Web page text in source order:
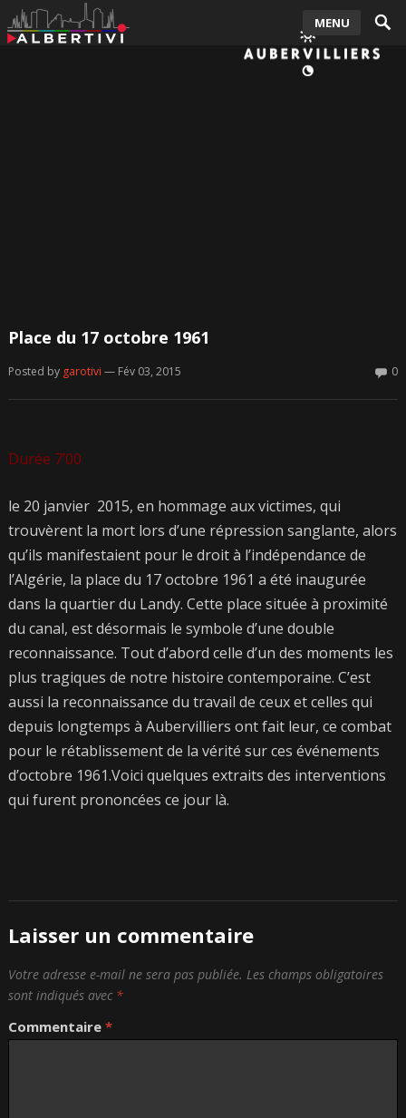
MENU
Place du 17 octobre 1961
Posted by garotivi — Fév 03, 2015 0
Durée 7’00
le 20 janvier 2015, en hommage aux victimes, qui
trouvèrent la mort lors d’une répression sanglante, alors
qu’ils manifestaient pour le droit à l’indépendance de
l’Algérie, la place du 17 octobre 1961 a été inaugurée
dans la quartier du Landy. Cette place située à proximité
du canal, est désormais le symbole d’une double
reconnaissance. Tout d’abord celle d’un des moments les
plus tragiques de notre histoire contemporaine. C’est
aussi la reconnaissance du travail de ceux et celles qui
depuis longtemps à Aubervilliers ont fait leur, ce combat
pour le rétablissement de la vérité sur ces événements
d’octobre 1961.Voici quelques extraits des interventions
qui furent prononcées ce jour là.
Laisser un commentaire
Votre adresse e-mail ne sera pas publiée. Les champs obligatoires
sont indiqués avec *
Commentaire *